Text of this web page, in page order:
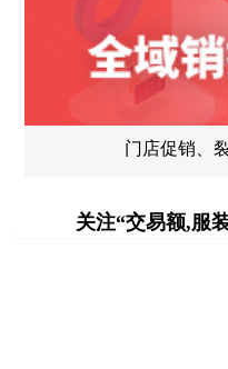
门店促销、
关注“交易额,服